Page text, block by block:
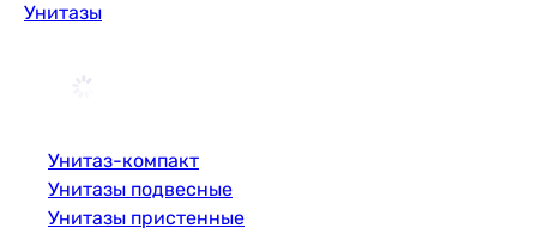
Унитазы
Унитаз-компакт
Унитазы подвесные
Унитазы пристенные